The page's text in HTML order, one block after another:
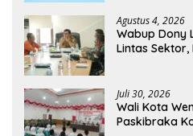
Agustus 4, 2026
Wabup Dony
Lintas
Juli 30, 2026
Wali Kota
Paskibraka